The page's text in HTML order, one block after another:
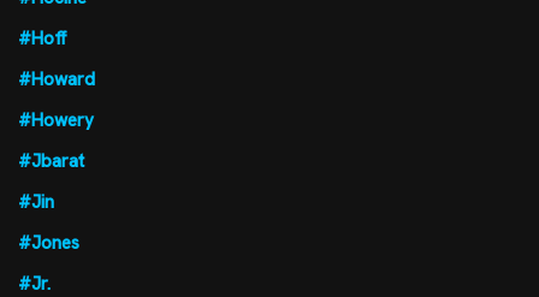
#Hoff
#Howard
#Howery
#Jbarat
#Jin
#Jones
#Jr.